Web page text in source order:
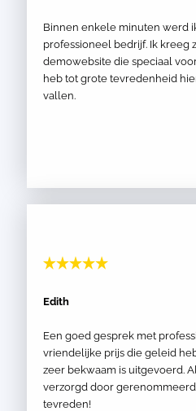
Binnen enkele minuten werd
professioneel bedrijf. Ik kreeg
demowebsite die speciaal
heb tot grote tevredenheid
vallen.
Edith
Een goed gesprek met
vriendelijke prijs die geleid
zeer bekwaam is uitgevoerd.
verzorgd door
tevreden!